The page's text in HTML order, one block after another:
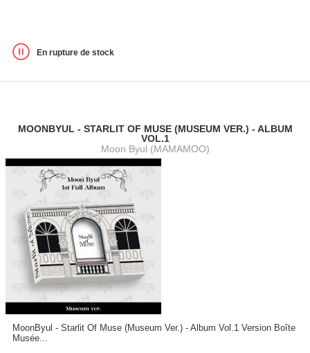
En rupture de stock
MOONBYUL - STARLIT OF MUSE (MUSEUM VER.) - ALBUM
VOL.1
Moon Byul (MAMAMOO)
MoonByul - Starlit Of Muse (Museum Ver.) - Album Vol.1 Version Boîte
Musée...